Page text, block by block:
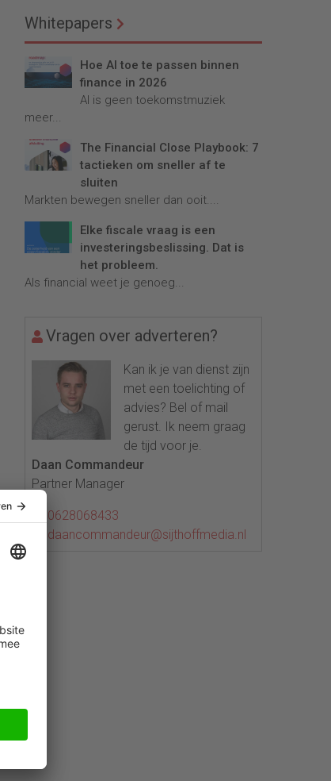
Whitepapers
Hoe AI toe te passen binnen
finance in 2026
AI is geen toekomstmuziek
meer...
The Financial Close Playbook: 7
tactieken om sneller af te
sluiten
Markten bewegen sneller dan ooit....
Elke fiscale vraag is een
investeringsbeslissing. Dat is
het probleem.
Als financial weet je genoeg...
Vragen over adverteren?
Kan ik je van dienst zijn
met een toelichting of
advies? Bel of mail
gerust. Ik neem graag
de tijd voor je.
Daan Commandeur
Partner Manager
0628068433
daancommandeur@sijthoffmedia.nl